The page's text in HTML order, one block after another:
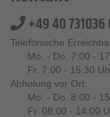
+49 40 731036
Telefonische
Mo. - Do. 7:00 -
Fr. 7:00 - 15:30
Abholung vor Ort:
Mo. - Do. 8:00 -
Fr. 08:00 - 14:00